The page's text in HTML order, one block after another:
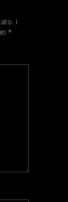
I
*